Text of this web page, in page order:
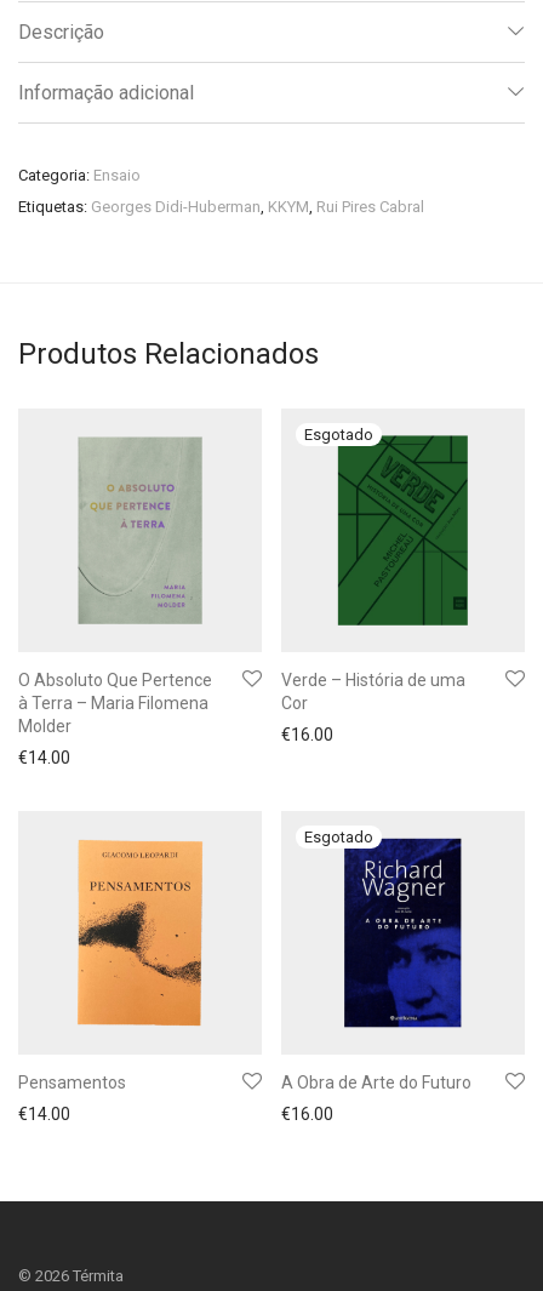
Descrição
Informação adicional
Categoria: Ensaio
Etiquetas: Georges Didi-Huberman, KKYM, Rui Pires Cabral
Produtos Relacionados
O Absoluto Que Pertence
à Terra – Maria Filomena
Molder
€14.00
Verde – História de uma
Cor
€16.00
Pensamentos
€14.00
A Obra de Arte do Futuro
€16.00
© 2026 Térmita